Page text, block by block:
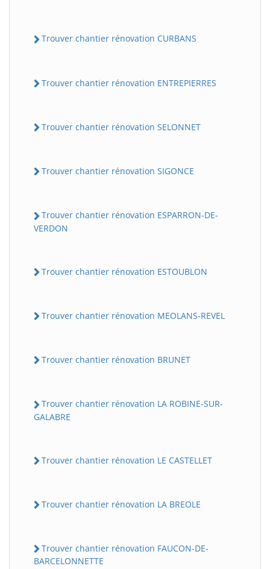
Trouver chantier rénovation CURBANS
Trouver chantier rénovation ENTREPIERRES
Trouver chantier rénovation SELONNET
Trouver chantier rénovation SIGONCE
Trouver chantier rénovation ESPARRON-DE-
VERDON
Trouver chantier rénovation ESTOUBLON
Trouver chantier rénovation MEOLANS-REVEL
Trouver chantier rénovation BRUNET
Trouver chantier rénovation LA ROBINE-SUR-
GALABRE
Trouver chantier rénovation LE CASTELLET
Trouver chantier rénovation LA BREOLE
Trouver chantier rénovation FAUCON-DE-
BARCELONNETTE